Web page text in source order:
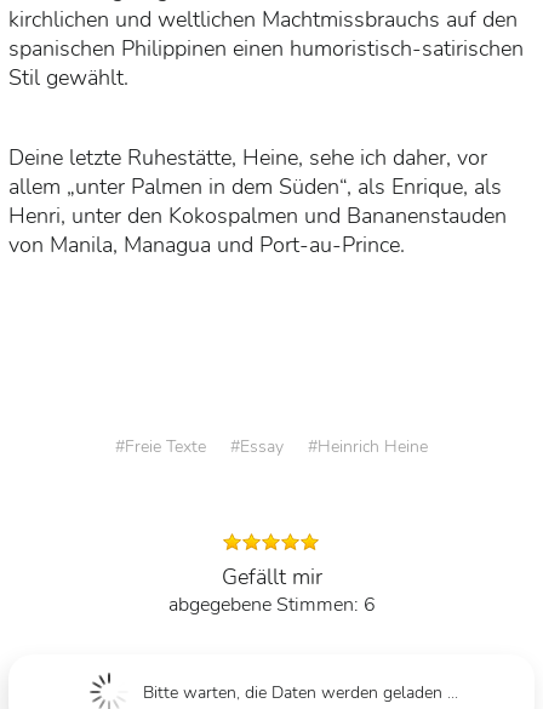
kirchlichen und weltlichen Machtmissbrauchs auf den
spanischen Philippinen einen humoristisch-satirischen
Stil gewählt.
Deine letzte Ruhestätte, Heine, sehe ich daher, vor
allem „unter Palmen in dem Süden“, als Enrique, als
Henri, unter den Kokospalmen und Bananenstauden
von Manila, Managua und Port-au-Prince.
Freie Texte Essay Heinrich Heine
Gefällt mir
6
Bitte warten, die Daten werden geladen ...